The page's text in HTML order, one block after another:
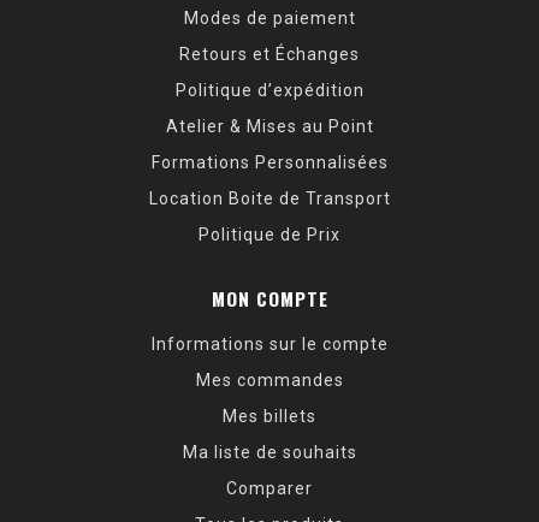
Modes de paiement
Retours et Échanges
Politique d’expédition
Atelier & Mises au Point
Formations Personnalisées
Location Boite de Transport
Politique de Prix
MON COMPTE
Informations sur le compte
Mes commandes
Mes billets
Ma liste de souhaits
Comparer